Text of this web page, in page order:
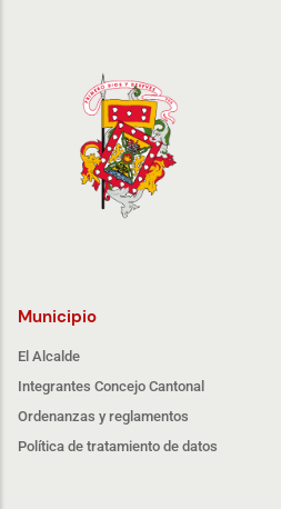
Municipio
El Alcalde
Integrantes Concejo Cantonal
Ordenanzas y reglamentos
Política de tratamiento de datos